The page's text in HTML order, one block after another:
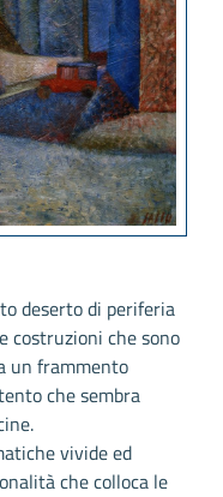
deserto di periferia
costruzioni che sono
un frammento
che sembra
vivide ed
che colloca le